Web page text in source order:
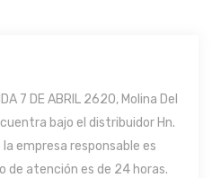
7 DE ABRIL 2620, Molina Del
bajo el distribuidor Hn.
empresa responsable es
de atención es de 24 horas.